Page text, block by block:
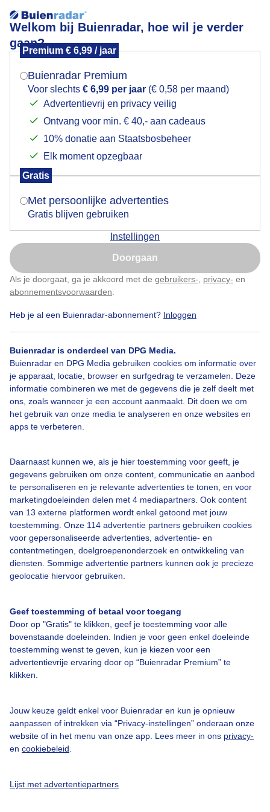
Welkom bij Buienradar, hoe wil je verder
gaan?
Premium € 6,99 / jaar
Buienradar Premium
Voor slechts € 6,99 per jaar (€ 0,58 per maand)
Advertentievrij en privacy veilig
Ontvang voor min. € 40,- aan cadeaus
10% donatie aan Staatsbosbeheer
Elk moment opzegbaar
Gratis
Met persoonlijke advertenties
Gratis blijven gebruiken
Instellingen
Doorgaan
Als je doorgaat, ga je akkoord met de gebruikers- privacy- en
abonnementsvoorwaarden
Heb je al een Buienradar-abonnement? Inloggen
Buienradar is onderdeel van DPG Media.
Buienradar en DPG Media gebruiken cookies om informatie over
je apparaat, locatie, browser en surfgedrag te verzamelen. Deze
informatie combineren we met de gegevens die je zelf deelt met
ons, zoals wanneer je een account aanmaakt. Dit doen we om
het gebruik van onze media te analyseren en onze websites en
apps te verbeteren.
Daarnaast kunnen we, als je hier toestemming voor geeft, je
gegevens gebruiken om onze content, communicatie en aanbod
te personaliseren en je relevante advertenties te tonen, en voor
marketingdoeleinden delen met 4 mediapartners. Ook content
van 13 externe platformen wordt enkel getoond met jouw
toestemming. Onze 114 advertentie partners gebruiken cookies
voor gepersonaliseerde advertenties, advertentie- en
contentmetingen, doelgroepenonderzoek en ontwikkeling van
diensten. Sommige advertentie partners kunnen ook je precieze
geolocatie hiervoor gebruiken.
Geef toestemming of betaal voor toegang
Door op "Gratis" te klikken, geef je toestemming voor alle
bovenstaande doeleinden. Indien je voor geen enkel doeleinde
toestemming wenst te geven, kun je kiezen voor een
advertentievrije ervaring door op “Buienradar Premium” te
klikken.
Jouw keuze geldt enkel voor Buienradar en kun je opnieuw
aanpassen of intrekken via “Privacy-instellingen” onderaan onze
website of in het menu van onze app. Lees meer in ons privacy-
en cookiebeleid
Lijst met advertentiepartners
VERS HOOI
In de ochtend wegtrekkende bewolking ,in het Z.
Oosten bleef wel wat hangen, Lenteachtige dag
,matige wind
Geitjes Winter Zon
Bekijk slideshow
Een moment geduld aub...
Bedrijfsgegevens
Veelgestelde vragen
Contact
Gebruikersvoorwaarden
Adverteren
Buienradar Team
Cookie beleid
Mogen we je locatie gebruiken voor het
Indien je hier nog geen akkoord op hebt gegeven,
verschijnt er zo een pop-up uit je browser waarin
Is goed, toon de popup
Nu niet, misschien later
Klik hierom dit aan te passen